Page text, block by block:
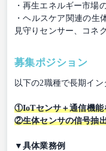
・再生エネルギー市場
・ヘルスケア関連の生
見守りセンサー、コネ
募集ポジション
以下の2職種で長期イン
①IoTセンサ＋通信機能
②生体センサの信号抽
▼具体業務例